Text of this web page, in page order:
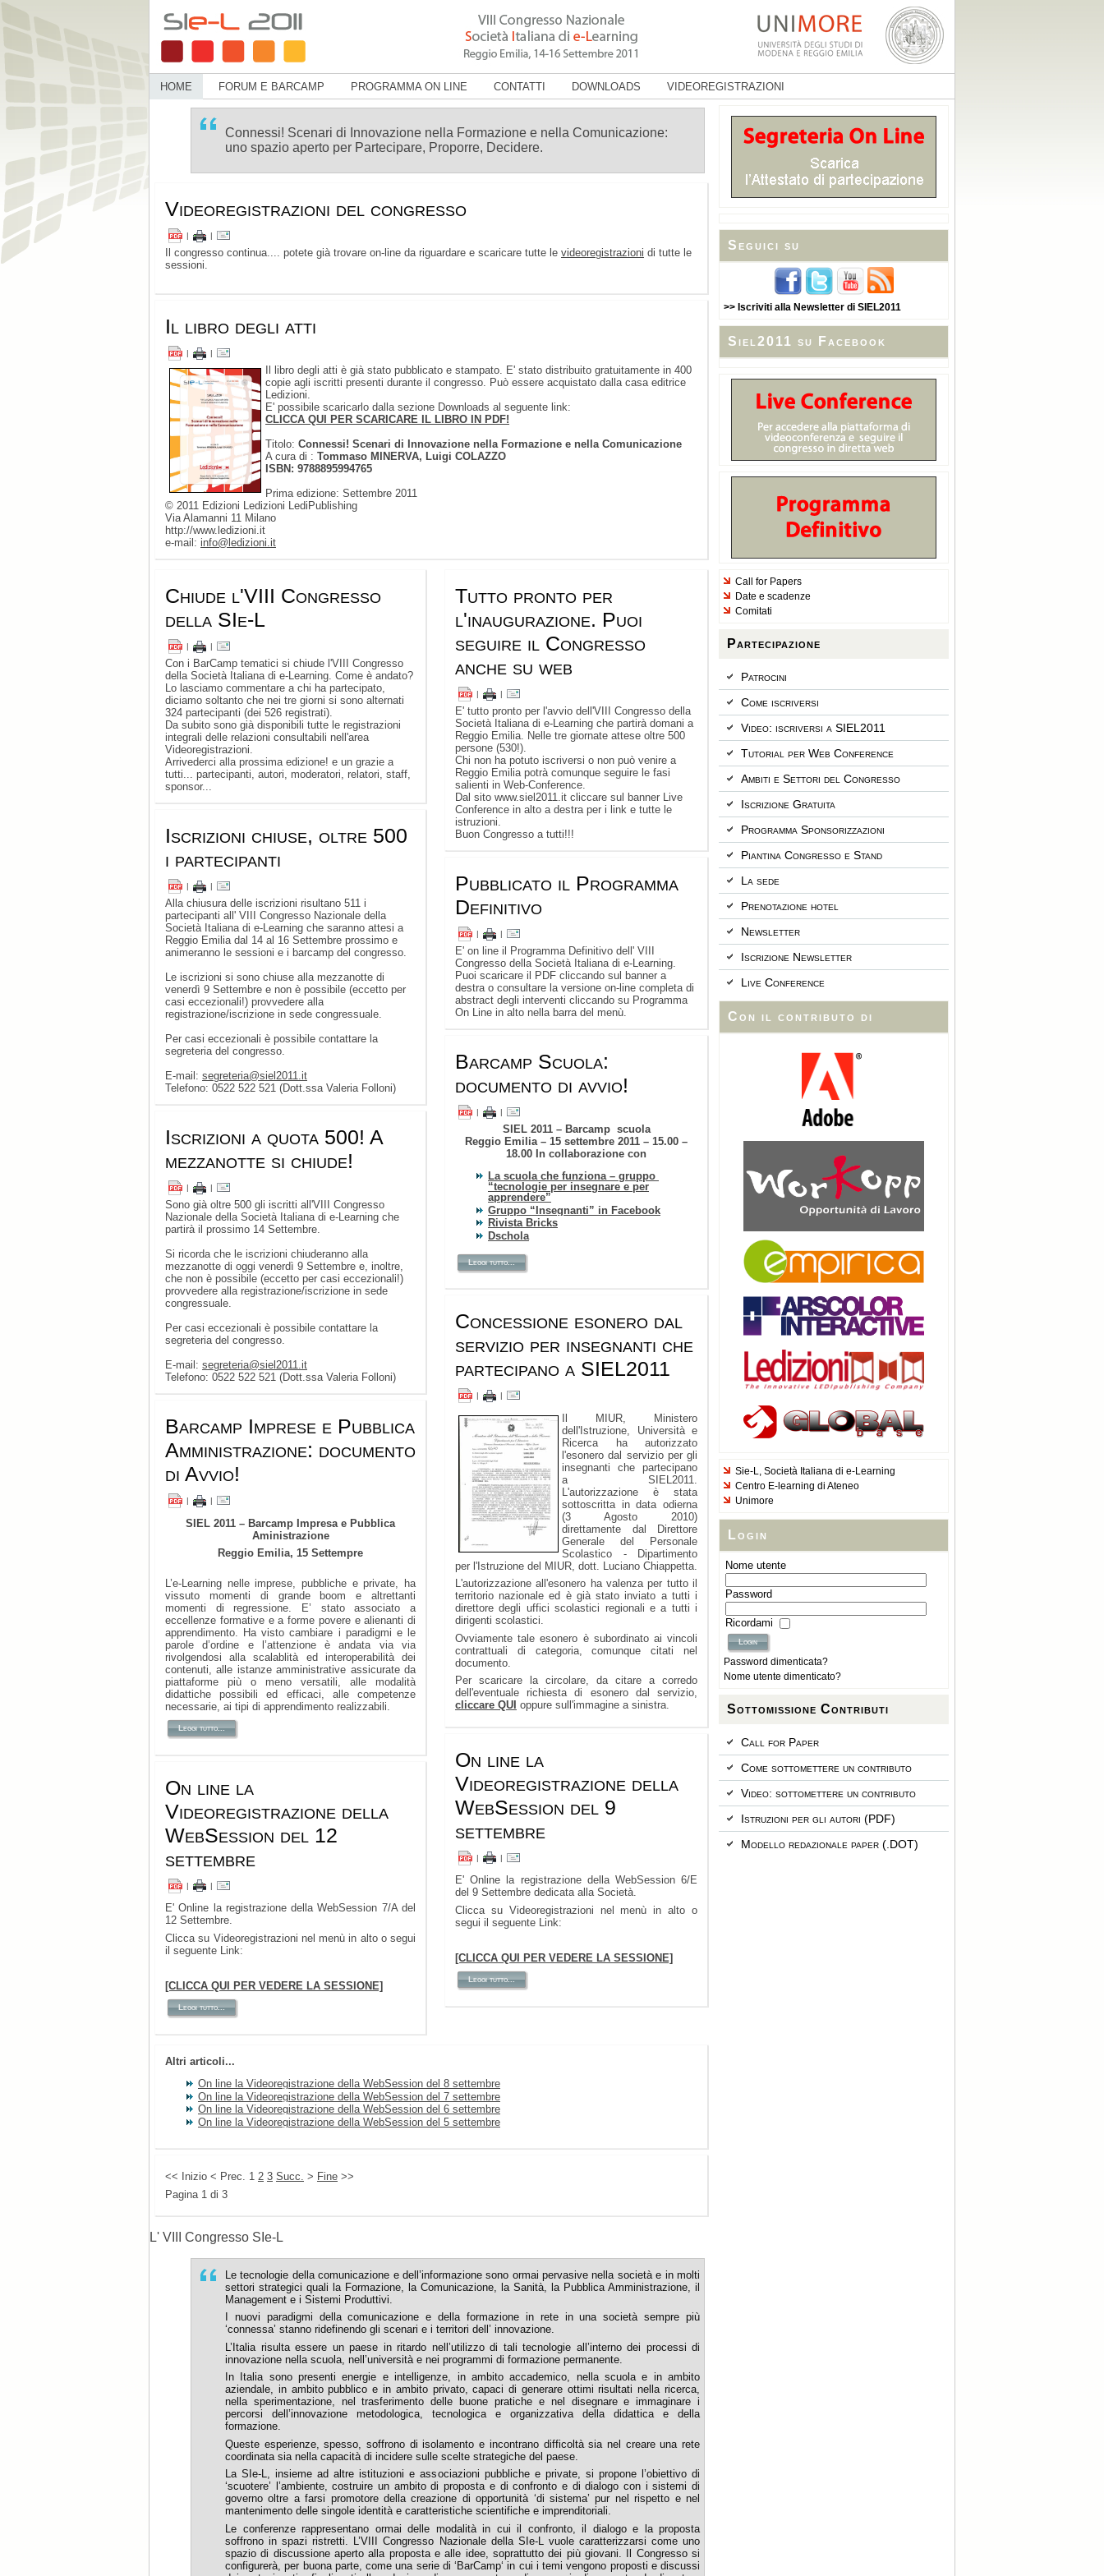
HOME FORUM E BARCAMP PROGRAMMA ON LINE CONTATTI DOWNLOADS VIDEOREGISTRAZIONI
Connessi! Scenari di Innovazione nella Formazione e nella Comunicazione:
uno spazio aperto per Partecipare, Proporre, Decidere.
Videoregistrazioni del congresso
| |
Il congresso continua.... potete già trovare on-line da riguardare e scaricare tutte le videoregistrazioni di tutte le
sessioni.
Il libro degli atti
| |
Il libro degli atti è già stato pubblicato e stampato. E' stato distribuito gratuitamente in 400
copie agli iscritti presenti durante il congresso. Può essere acquistato dalla casa editrice
Ledizioni.
E' possibile scaricarlo dalla sezione Downloads al seguente link:
CLICCA QUI PER SCARICARE IL LIBRO IN PDF!
Titolo: Connessi! Scenari di Innovazione nella Formazione e nella Comunicazione
A cura di : Tommaso MINERVA, Luigi COLAZZO
ISBN: 9788895994765
Prima edizione: Settembre 2011
© 2011 Edizioni Ledizioni LediPublishing
Via Alamanni 11 Milano
http://www.ledizioni.it
e-mail: info@ledizioni.it
Chiude l'VIII Congresso
della SIe-L
| |
Con i BarCamp tematici si chiude l'VIII Congresso
della Società Italiana di e-Learning. Come è andato?
Lo lasciamo commentare a chi ha partecipato,
diciamo soltanto che nei tre giorni si sono alternati
324 partecipanti (dei 526 registrati).
Da subito sono già disponibili tutte le registrazioni
integrali delle relazioni consultabili nell'area
Videoregistrazioni.
Arrivederci alla prossima edizione! e un grazie a
tutti... partecipanti, autori, moderatori, relatori, staff,
sponsor...
Iscrizioni chiuse, oltre 500
i partecipanti
| |
Alla chiusura delle iscrizioni risultano 511 i
partecipanti all' VIII Congresso Nazionale della
Società Italiana di e-Learning che saranno attesi a
Reggio Emilia dal 14 al 16 Settembre prossimo e
animeranno le sessioni e i barcamp del congresso.
Le iscrizioni si sono chiuse alla mezzanotte di
venerdì 9 Settembre e non è possibile (eccetto per
casi eccezionali!) provvedere alla
registrazione/iscrizione in sede congressuale.
Per casi eccezionali è possibile contattare la
segreteria del congresso.
E-mail: segreteria@siel2011.it
Telefono: 0522 522 521 (Dott.ssa Valeria Folloni)
Iscrizioni a quota 500! A
mezzanotte si chiude!
| |
Sono già oltre 500 gli iscritti all'VIII Congresso
Nazionale della Società Italiana di e-Learning che
partirà il prossimo 14 Settembre.
Si ricorda che le iscrizioni chiuderanno alla
mezzanotte di oggi venerdì 9 Settembre e, inoltre,
che non è possibile (eccetto per casi eccezionali!)
provvedere alla registrazione/iscrizione in sede
congressuale.
Per casi eccezionali è possibile contattare la
segreteria del congresso.
E-mail: segreteria@siel2011.it
Telefono: 0522 522 521 (Dott.ssa Valeria Folloni)
Barcamp Imprese e Pubblica
Amministrazione: documento
di Avvio!
| |
SIEL 2011 – Barcamp Impresa e Pubblica
Aministrazione
Reggio Emilia, 15 Settempre
L’e-Learning nelle imprese, pubbliche e private, ha
vissuto momenti di grande boom e altrettanti
momenti di regressione. E’ stato associato a
eccellenze formative e a forme povere e alienanti di
apprendimento. Ha visto cambiare i paradigmi e le
parole d’ordine e l’attenzione è andata via via
rivolgendosi alla scalablità ed interoperabilità dei
contenuti, alle istanze amministrative assicurate da
piattaforme più o meno versatili, alle modalità
didattiche possibili ed efficaci, alle competenze
necessarie, ai tipi di apprendimento realizzabili.
Leggi tutto...
On line la
Videoregistrazione della
WebSession del 12
settembre
| |
E' Online la registrazione della WebSession 7/A del
12 Settembre.
Clicca su Videoregistrazioni nel menù in alto o segui
il seguente Link:
[CLICCA QUI PER VEDERE LA SESSIONE]
Leggi tutto...
Tutto pronto per
l'inaugurazione. Puoi
seguire il Congresso
anche su web
| |
E' tutto pronto per l'avvio dell'VIII Congresso della
Società Italiana di e-Learning che partirà domani a
Reggio Emilia. Nelle tre giornate attese oltre 500
persone (530!).
Chi non ha potuto iscriversi o non può venire a
Reggio Emilia potrà comunque seguire le fasi
salienti in Web-Conference.
Dal sito www.siel2011.it cliccare sul banner Live
Conference in alto a destra per i link e tutte le
istruzioni.
Buon Congresso a tutti!!!
Pubblicato il Programma
Definitivo
| |
E' on line il Programma Definitivo dell' VIII
Congresso della Società Italiana di e-Learning.
Puoi scaricare il PDF cliccando sul banner a
destra o consultare la versione on-line completa di
abstract degli interventi cliccando su Programma
On Line in alto nella barra del menù.
Barcamp Scuola:
documento di avvio!
| |
SIEL 2011 – Barcamp scuola
Reggio Emilia – 15 settembre 2011 – 15.00 –
18.00 In collaborazione con
La scuola che funziona – gruppo
“tecnologie per insegnare e per
apprendere”
Gruppo “Insegnanti” in Facebook
Rivista Bricks
Dschola
Leggi tutto...
Concessione esonero dal
servizio per insegnanti che
partecipano a SIEL2011
| |
Il MIUR, Ministero
dell'Istruzione, Università e
Ricerca ha autorizzato
l'esonero dal servizio per gli
insegnanti che partecipano
a SIEL2011.
L'autorizzazione è stata
sottoscritta in data odierna
(3 Agosto 2010)
direttamente dal Direttore
Generale del Personale
Scolastico - Dipartimento
per l'Istruzione del MIUR, dott. Luciano Chiappetta.
L'autorizzazione all'esonero ha valenza per tutto il
territorio nazionale ed è già stato inviato a tutti i
direttore degli uffici scolastici regionali e a tutti i
dirigenti scolastici.
Ovviamente tale esonero è subordinato ai vincoli
contrattuali di categoria, comunque citati nel
documento.
Per scaricare la circolare, da citare a corredo
dell'eventuale richiesta di esonero dal servizio,
cliccare QUI oppure sull'immagine a sinistra.
On line la
Videoregistrazione della
WebSession del 9
settembre
| |
E' Online la registrazione della WebSession 6/E
del 9 Settembre dedicata alla Società.
Clicca su Videoregistrazioni nel menù in alto o
segui il seguente Link:
[CLICCA QUI PER VEDERE LA SESSIONE]
Leggi tutto...
Altri articoli...
On line la Videoregistrazione della WebSession del 8 settembre
On line la Videoregistrazione della WebSession del 7 settembre
On line la Videoregistrazione della WebSession del 6 settembre
On line la Videoregistrazione della WebSession del 5 settembre
<< Inizio < Prec. 1 2 3 Succ. > Fine >>
Pagina 1 di 3
L' VIII Congresso SIe-L
Le tecnologie della comunicazione e dell’informazione sono ormai pervasive nella società e in molti
settori strategici quali la Formazione, la Comunicazione, la Sanità, la Pubblica Amministrazione, il
Management e i Sistemi Produttivi.
I nuovi paradigmi della comunicazione e della formazione in rete in una società sempre più
‘connessa’ stanno ridefinendo gli scenari e i territori dell’ innovazione.
L’Italia risulta essere un paese in ritardo nell’utilizzo di tali tecnologie all’interno dei processi di
innovazione nella scuola, nell’università e nei programmi di formazione permanente.
In Italia sono presenti energie e intelligenze, in ambito accademico, nella scuola e in ambito
aziendale, in ambito pubblico e in ambito privato, capaci di generare ottimi risultati nella ricerca,
nella sperimentazione, nel trasferimento delle buone pratiche e nel disegnare e immaginare i
percorsi dell’innovazione metodologica, tecnologica e organizzativa della didattica e della
formazione.
Queste esperienze, spesso, soffrono di isolamento e incontrano difficoltà sia nel creare una rete
coordinata sia nella capacità di incidere sulle scelte strategiche del paese.
La SIe-L, insieme ad altre istituzioni e associazioni pubbliche e private, si propone l’obiettivo di
‘scuotere’ l’ambiente, costruire un ambito di proposta e di confronto e di dialogo con i sistemi di
governo oltre a farsi promotore della creazione di opportunità ‘di sistema’ pur nel rispetto e nel
mantenimento delle singole identità e caratteristiche scientifiche e imprenditoriali.
Le conferenze rappresentano ormai delle modalità in cui il confronto, il dialogo e la proposta
soffrono in spazi ristretti. L’VIII Congresso Nazionale della SIe-L vuole caratterizzarsi come uno
spazio di discussione aperto alla proposta e alle idee, soprattutto dei più giovani. Il Congresso si
configurerà, per buona parte, come una serie di ‘BarCamp‘ in cui i temi vengono proposti e discussi
Seguici su
>> Iscriviti alla Newsletter di SIEL2011
Siel2011 su Facebook
Call for Papers
Date e scadenze
Comitati
Partecipazione
Patrocini
Come iscriversi
Video: iscriversi a SIEL2011
Tutorial per Web Conference
Ambiti e Settori del Congresso
Iscrizione Gratuita
Programma Sponsorizzazioni
Piantina Congresso e Stand
La sede
Prenotazione hotel
Newsletter
Iscrizione Newsletter
Live Conference
Con il contributo di
Sie-L, Società Italiana di e-Learning
Centro E-learning di Ateneo
Unimore
Login
Nome utente
Password
Ricordami
Password dimenticata?
Nome utente dimenticato?
Sottomissione Contributi
Call for Paper
Come sottomettere un contributo
Video: sottomettere un contributo
Istruzioni per gli autori (PDF)
Modello redazionale paper (.DOT)